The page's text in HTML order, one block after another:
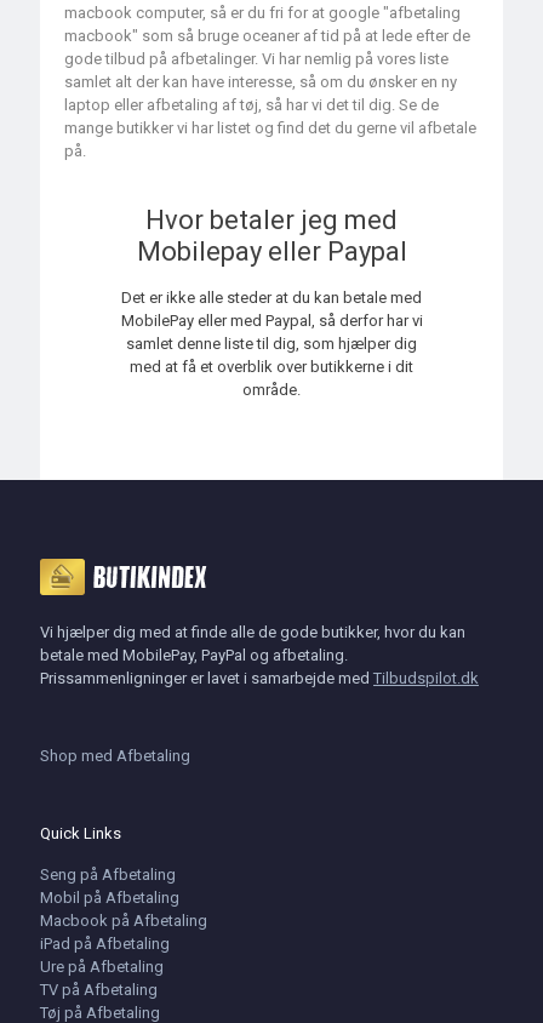
macbook computer, så er du fri for at google "afbetaling
macbook" som så bruge oceaner af tid på at lede efter de
gode tilbud på afbetalinger. Vi har nemlig på vores liste
samlet alt der kan have interesse, så om du ønsker en ny
laptop eller afbetaling af tøj, så har vi det til dig. Se de
mange butikker vi har listet og find det du gerne vil afbetale
på.
Hvor betaler jeg med
Mobilepay eller Paypal
Det er ikke alle steder at du kan betale med
MobilePay eller med Paypal, så derfor har vi
samlet denne liste til dig, som hjælper dig
med at få et overblik over butikkerne i dit
område.
Vi hjælper dig med at finde alle de gode butikker, hvor du kan
betale med MobilePay, PayPal og afbetaling.
Prissammenligninger er lavet i samarbejde med Tilbudspilot.dk
Shop med Afbetaling
Quick Links
Seng på Afbetaling
Mobil på Afbetaling
Macbook på Afbetaling
iPad på Afbetaling
Ure på Afbetaling
TV på Afbetaling
Tøj på Afbetaling